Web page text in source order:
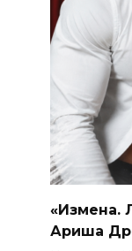
«Измена.
Ариша